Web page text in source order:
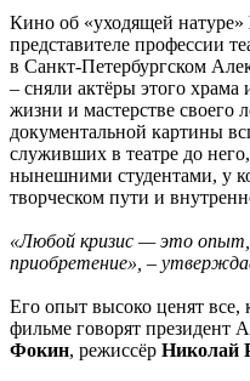
Кино об «уходящей натуре»
представителе профессии
в Санкт-Петербургском
– сняли актёры этого храма
жизни и мастерстве своего
документальной картины
служивших в театре до
нынешними студентами, у
творческом пути и
«Любой кризис — это
приобретение», –
Его опыт высоко ценят все,
фильме говорят президент
Фокин, режиссёр Николай